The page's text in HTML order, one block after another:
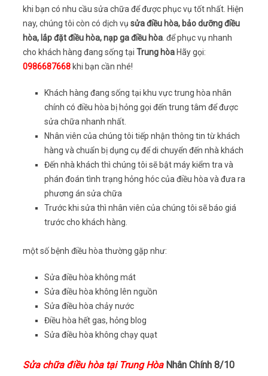
khi bạn có nhu cầu sửa chữa để được phục vụ tốt nhất. Hiện
nay, chúng tôi còn có dịch vụ sửa điều hòa, bảo dưỡng điều
hòa, lắp đặt điều hòa, nạp ga điều hòa . để phục vụ nhanh
cho khách hàng đang sống tại Trung hòa Hãy gọi:
0986687668 khi bạn cần nhé!
Khách hàng đang sống tại khu vực trung hòa nhân
chính có điều hòa bị hỏng gọi đến trung tâm để được
sửa chữa nhanh nhất.
Nhân viên của chúng tôi tiếp nhận thông tin từ khách
hàng và chuẩn bị dụng cụ để di chuyển đến nhà khách
Đến nhà khách thì chúng tôi sẽ bật máy kiểm tra và
phán đoán tình trạng hỏng hóc của điều hòa và đưa ra
phương án sửa chữa
Trước khi sửa thì nhân viên của chúng tôi sẽ báo giá
trước cho khách hàng.
một số bệnh điều hòa thường gặp như:
Sửa điều hòa không mát
Sửa điều hòa không lên nguồn
Sửa điều hòa chảy nước
Điều hòa hết gas, hỏng blog
Sửa điều hòa không chạy quạt
Sửa chữa điều hòa tại Trung HòaNhân Chính 8/10